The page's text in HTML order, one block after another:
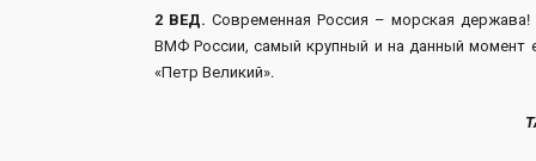
2 ВЕД. Современная Россия – морская
ВМФ России, самый крупный и на данный момент
«Петр Великий».